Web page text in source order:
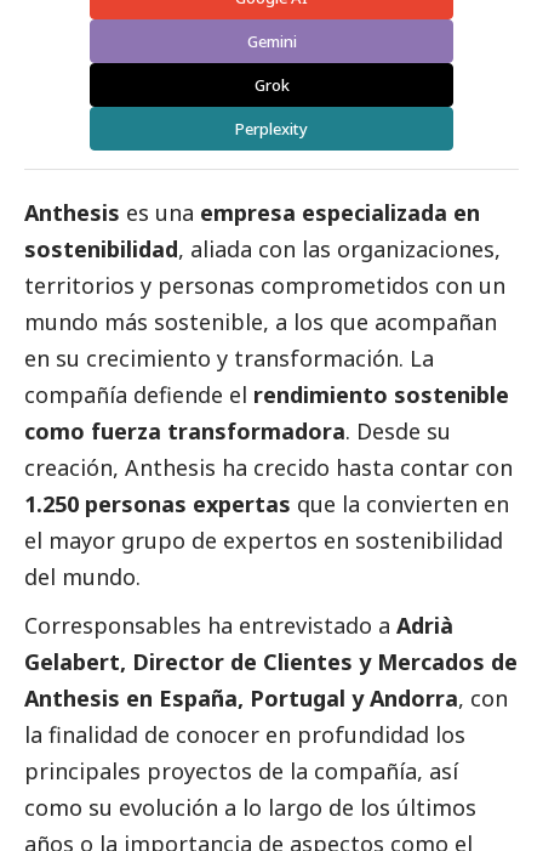
Gemini
Grok
Perplexity
Anthesis es una empresa especializada en
sostenibilidad, aliada con las organizaciones,
territorios y personas comprometidos con un
mundo más sostenible, a los que acompañan
en su crecimiento y transformación. La
compañía defiende el rendimiento sostenible
como fuerza transformadora. Desde su
creación, Anthesis ha crecido hasta contar con
1.250 personas expertas que la convierten en
el mayor grupo de expertos en sostenibilidad
del mundo.
Corresponsables ha entrevistado a Adrià
Gelabert, Director de Clientes y Mercados de
Anthesis en España, Portugal y Andorra, con
la finalidad de conocer en profundidad los
principales proyectos de la compañía, así
como su evolución a lo largo de los últimos
años o la importancia de aspectos como el